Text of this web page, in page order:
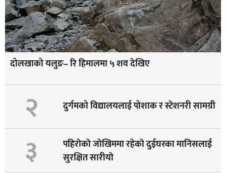
दोलखाको यलुङ– रि हिमालमा ५ शव देखिए
२ दुर्गमको विद्यालयलाई पोशाक र स्टेशनरी सामग्री
३
पहिराेकाे जाेखिममा रहेकाे दुईघरका मानिसलाई
सुरक्षित सारीयाे